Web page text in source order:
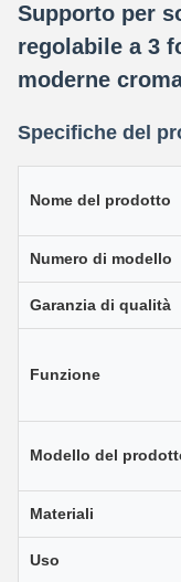
Supporto per
regolabile a 3
moderne
Specifiche del
Nome del prodotto
Numero di modello
Garanzia di qualità
Funzione
Modello del
Materiali
Uso